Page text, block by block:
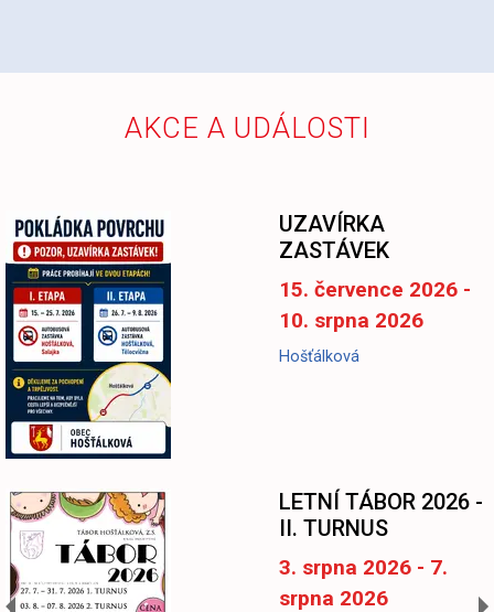
AKCE A UDÁLOSTI
UZAVÍRKA
ZASTÁVEK
15. července 2026 -
10. srpna 2026
Hošťálková
LETNÍ TÁBOR 2026 -
II. TURNUS
3. srpna 2026 - 7.
srpna 2026